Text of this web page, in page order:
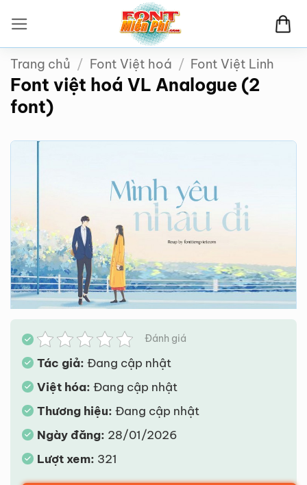
qua
nội
dung
Trang chủ / Font Việt hoá / Font Việt Linh
Font việt hoá VL Analogue (2
font)
Đánh giá
Tác giả: Đang cập nhật
Việt hóa: Đang cập nhật
Thương hiệu: Đang cập nhật
Ngày đăng: 28/01/2026
Lượt xem: 321